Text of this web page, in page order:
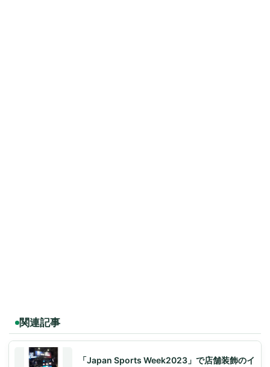
関連記事
「Japan Sports Week2023」で店舗装飾のイ